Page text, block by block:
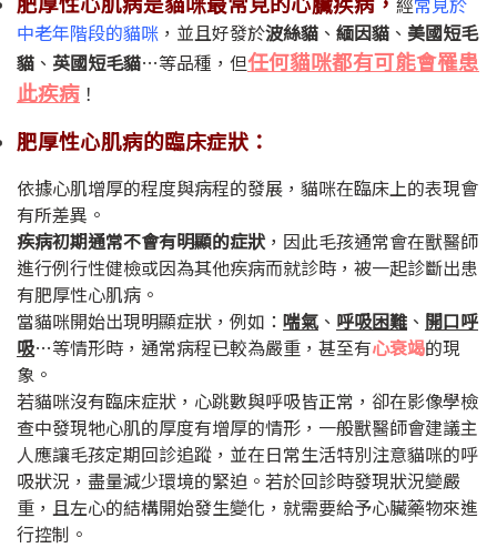
中老年階段的貓咪 ，並且好發於波絲貓 、 緬因貓 、 美國短毛
貓 、 英國短毛貓…等品種，但任何貓咪都有可能會罹患
此疾病 ！
肥厚性心肌病的臨床症狀：
依據心肌增厚的程度與病程的發展，貓咪在臨床上的表現會
有所差異。
疾病初期通常不會有明顯的症狀 ，因此毛孩通常會在獸醫師
進行例行性健檢或因為其他疾病而就診時，被一起診斷出患
有肥厚性心肌病。
當貓咪開始出現明顯症狀，例如： 喘氣 、 呼吸困難 、 開口呼
吸…等情形時，通常病程已較為嚴重，甚至有心衰竭的現
象。
若貓咪沒有臨床症狀，心跳數與呼吸皆正常，卻在影像學檢
查中發現牠心肌的厚度有增厚的情形，一般獸醫師會建議主
人應讓毛孩定期回診追蹤，並在日常生活特別注意貓咪的呼
吸狀況，盡量減少環境的緊迫。若於回診時發現狀況變嚴
重，且左心的結構開始發生變化，就需要給予心臟藥物來進
行控制。